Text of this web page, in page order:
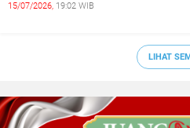
15/07/2026, 19:02 WIB
LIHAT